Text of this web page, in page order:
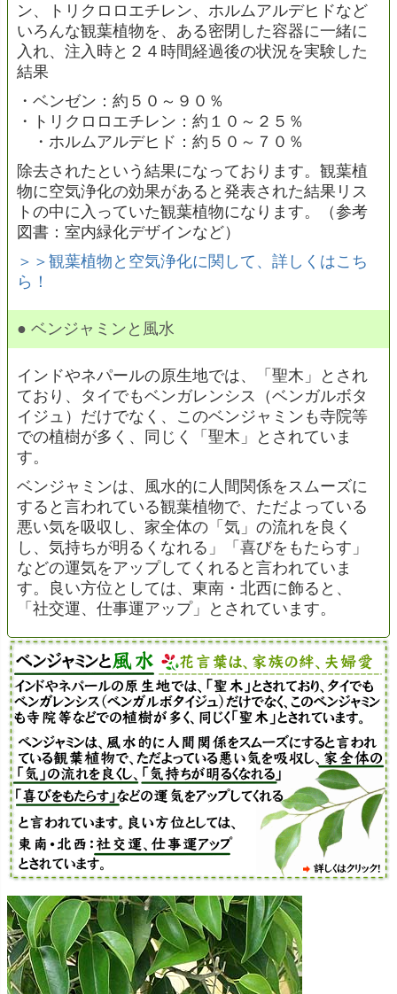
ン、トリクロロエチレン、ホルムアルデヒドなど
いろんな観葉植物を、ある密閉した容器に一緒に
入れ、注入時と２４時間経過後の状況を実験した
結果
・ベンゼン：約５０～９０％
・トリクロロエチレン：約１０～２５％
・ホルムアルデヒド：約５０～７０％
除去されたという結果になっております。観葉植
物に空気浄化の効果があると発表された結果リス
トの中に入っていた観葉植物になります。（参考
図書：室内緑化デザインなど）
＞＞観葉植物と空気浄化に関して、詳しくはこち
ら！
● ベンジャミンと風水
インドやネパールの原生地では、「聖木」とされ
ており、タイでもベンガレンシス（ベンガルボタ
イジュ）だけでなく、このベンジャミンも寺院等
での植樹が多く、同じく「聖木」とされていま
す。
ベンジャミンは、風水的に人間関係をスムーズに
すると言われている観葉植物で、ただよっている
悪い気を吸収し、家全体の「気」の流れを良く
し、気持ちが明るくなれる」「喜びをもたらす」
などの運気をアップしてくれると言われていま
す。良い方位としては、東南・北西に飾ると、
「社交運、仕事運アップ」とされています。